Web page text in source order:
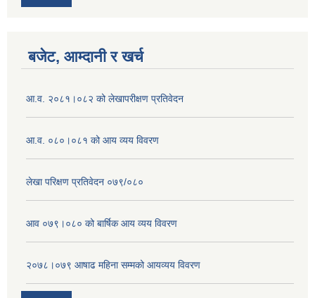
बजेट, आम्दानी र खर्च
आ.व. २०८१।०८२ को लेखापरीक्षण प्रतिवेदन
आ.व. ०८०।०८१ को आय व्यय विवरण
लेखा परिक्षण प्रतिवेदन ०७९/०८०
आव ०७९।०८० को बार्षिक आय व्यय विवरण
२०७८।०७९ आषाढ महिना सम्मको आयव्यय विवरण